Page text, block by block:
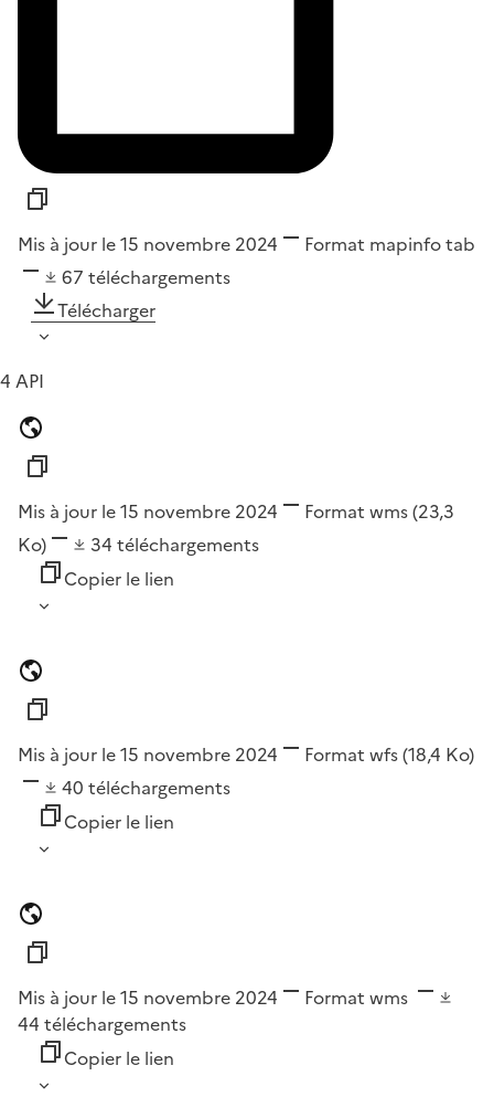
Mis à jour le 15 novembre 2024 Format mapinfo tab
67 téléchargements
Télécharger
4 API
Mis à jour le 15 novembre 2024 Format wms(23,3
Ko)
34 téléchargements
Copier le lien
Mis à jour le 15 novembre 2024 Format wfs(18,4 Ko)
40 téléchargements
Copier le lien
Mis à jour le 15 novembre 2024 Format wms
44 téléchargements
Copier le lien